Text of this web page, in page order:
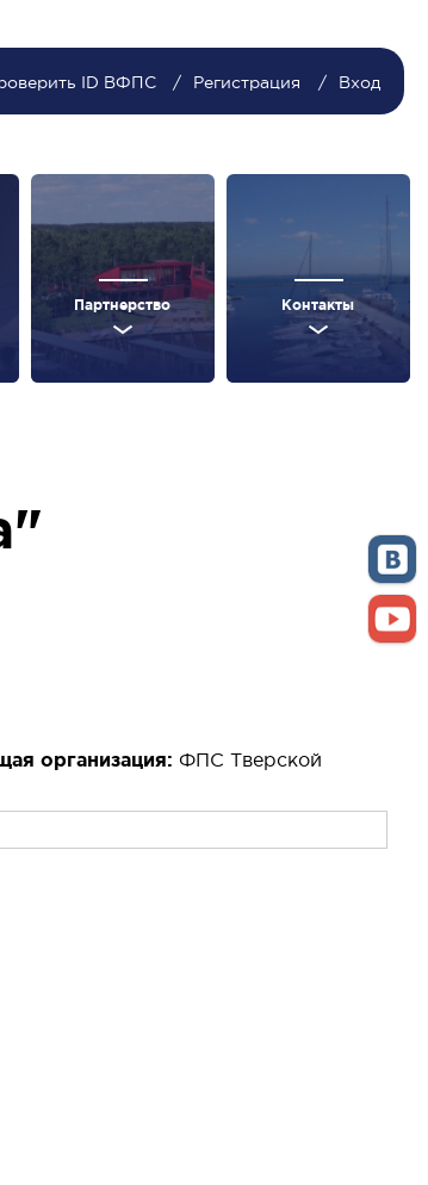
ID ВФПС Регистрация Вход
Партнерство Контакты
организация: ФПС Тверской